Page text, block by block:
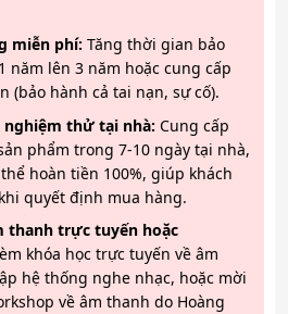
miễn phí: Tăng thời gian bảo
năm lên 3 năm hoặc cung cấp
(bảo hành cả tai nạn, sự cố).
thử tại nhà: Cung cấp
phẩm trong 7-10 ngày tại nhà,
hoàn tiền 100%, giúp khách
quyết định mua hàng.
thanh trực tuyến hoặc
khóa học trực tuyến về âm
hệ thống nghe nhạc, hoặc mời
về âm thanh do Hoàng